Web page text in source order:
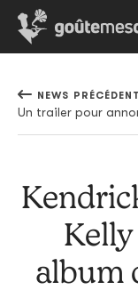
NEWS
album